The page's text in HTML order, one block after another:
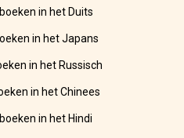
in het Duits
in het Japans
in het Russisch
in het Chinees
in het Hindi